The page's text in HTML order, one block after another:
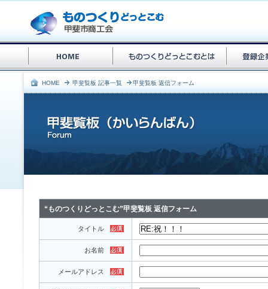
HOME 甲斐覧板 記事一覧 甲斐覧板 返信フォーム
“ものつくりどっとこむ”甲斐覧板 返信フォーム
タイトル
お名前
メールアドレス